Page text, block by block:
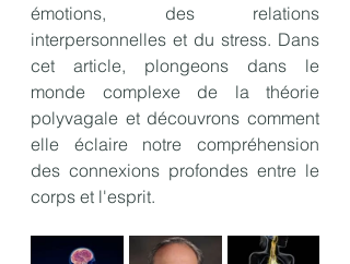
émotions, des relations
interpersonnelles et du stress. Dans
cet article, plongeons dans le
monde complexe de la théorie
polyvagale et découvrons comment
elle éclaire notre compréhension
des connexions profondes entre le
corps et l'esprit.